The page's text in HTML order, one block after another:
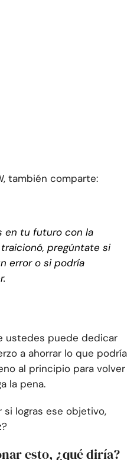
también comparte:
en tu futuro con la
pregúntate si
error o si podría
ustedes puede dedicar
a ahorrar lo que podría
al principio para volver
la pena.
si logras ese objetivo,
esto, ¿qué diría?